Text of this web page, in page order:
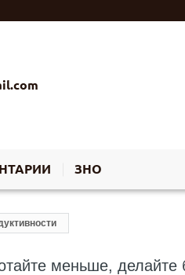
ЗНО
меньше,